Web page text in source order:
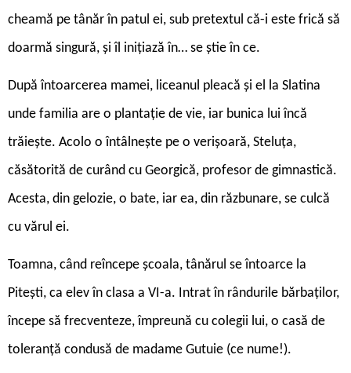
cheamă pe tânăr în patul ei, sub pretextul că-i este frică să
doarmă singură, și îl inițiază în… se știe în ce.
După întoarcerea mamei, liceanul pleacă și el la Slatina
unde familia are o plantație de vie, iar bunica lui încă
trăiește. Acolo o întâlnește pe o verișoară, Steluța,
căsătorită de curând cu Georgică, profesor de gimnastică.
Acesta, din gelozie, o bate, iar ea, din răzbunare, se culcă
cu vărul ei.
Toamna, când reîncepe școala, tânărul se întoarce la
Pitești, ca elev în clasa a VI-a. Intrat în rândurile bărbaților,
începe să frecventeze, împreună cu colegii lui, o casă de
toleranță condusă de madame Gutuie (ce nume!).